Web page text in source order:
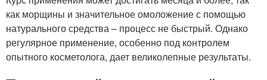
как морщины и значительное омоложение с помощью
натурального средства – процесс не быстрый. Однако
регулярное применение, особенно под контролем
опытного косметолога, дает великолепные результаты.